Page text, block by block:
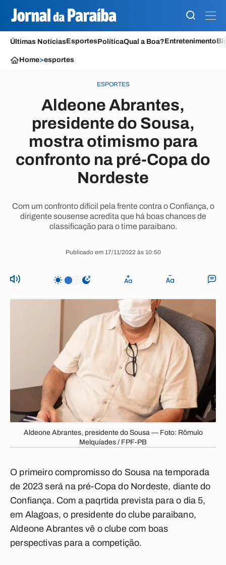
Últimas NotíciasEsportesPolíticaQual a Boa?Entretenimento
Home>esportes
ESPORTES
Aldeone Abrantes,
presidente do Sousa,
mostra otimismo para
confronto na pré-Copa do
Nordeste
Com um confronto difícil pela frente contra o Confiança, o
dirigente sousense acredita que há boas chances de
classificação para o time paraibano.
Publicado em 17/11/2022 às 10:50
Aldeone Abrantes, presidente do Sousa — Foto: Rômulo
Melquíades / FPF-PB
O primeiro compromisso do Sousa na temporada
de 2023 será na pré-Copa do Nordeste, diante do
Confiança. Com a paqrtida prevista para o dia 5,
em Alagoas, o presidente do clube paraibano,
Aldeone Abrantes vê o clube com boas
perspectivas para a competição.